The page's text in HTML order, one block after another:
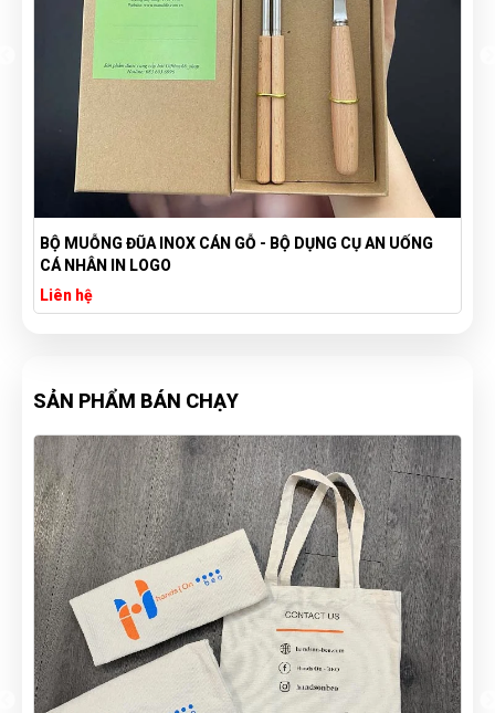
BỘ MUỖNG ĐŨA INOX CÁN GỖ - BỘ DỤNG CỤ AN UỐNG
CÁ NHÂN IN LOGO
Liên hệ
SẢN PHẨM BÁN CHẠY